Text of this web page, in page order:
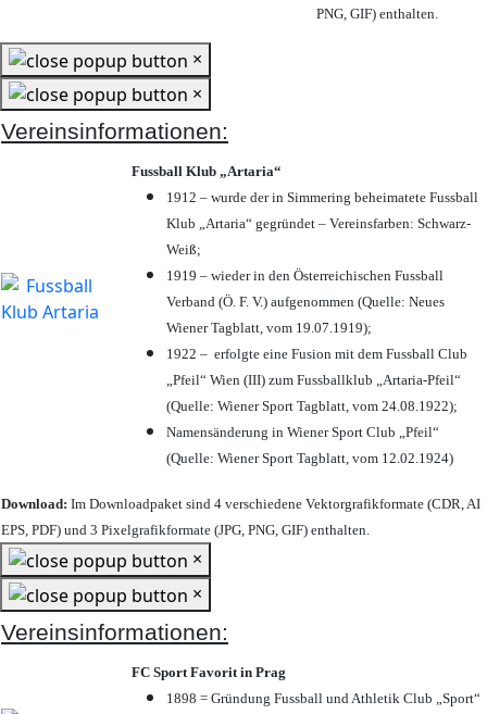
PNG, GIF) enthalten.
×
×
Vereinsinformationen:
Fussball Klub „Artaria“
1912 – wurde der in Simmering beheimatete Fussball
Klub „Artaria“ gegründet – Vereinsfarben: Schwarz-
Weiß;
1919 – wieder in den Österreichischen Fussball
Verband (Ö. F. V.) aufgenommen (Quelle: Neues
Wiener Tagblatt, vom 19.07.1919);
1922 – erfolgte eine Fusion mit dem Fussball Club
„Pfeil“ Wien (III) zum Fussballklub „Artaria-Pfeil“
(Quelle: Wiener Sport Tagblatt, vom 24.08.1922);
Namensänderung in Wiener Sport Club „Pfeil“
(Quelle: Wiener Sport Tagblatt, vom 12.02.1924)
Download: Im Downloadpaket sind 4 verschiedene Vektorgrafikformate (CDR, AI
EPS, PDF) und 3 Pixelgrafikformate (JPG, PNG, GIF) enthalten.
×
×
Vereinsinformationen:
FC Sport Favorit in Prag
1898 = Gründung Fussball und Athletik Club „Sport“